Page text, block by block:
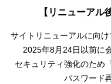
【リニューアル
サイトリニューアルに向け
2025年8月24日以前に
セキュリティ強化のため
パスワード